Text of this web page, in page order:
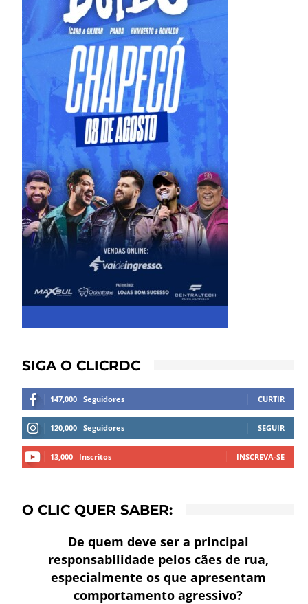
SIGA O CLICRDC
147,000 Seguidores CURTIR
120,000 Seguidores SEGUIR
13,000 Inscritos INSCREVA-SE
O CLIC QUER SABER:
De quem deve ser a principal
responsabilidade pelos cães de rua,
especialmente os que apresentam
comportamento agressivo?